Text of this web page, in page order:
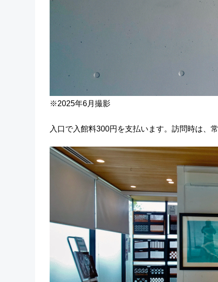
※2025年6月撮影
入口で入館料300円を支払います。訪問時は、